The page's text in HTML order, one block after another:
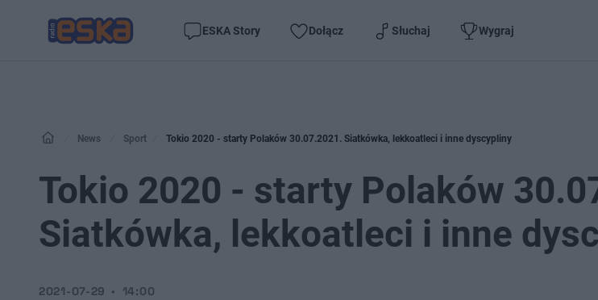
ESKA Story Dołącz Słuchaj Wygraj
News Sport Tokio 2020 - starty Polaków 30.07.2021. Siatkówka, lekkoatleci i inne dyscypliny
Tokio 2020 - starty Polaków
Siatkówka, lekkoatleci i inne
2021-07-29 14:00